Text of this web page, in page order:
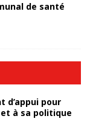
de santé
d’appui pour
à sa politique